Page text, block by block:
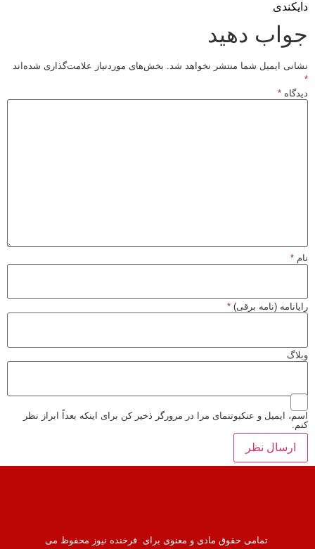
دایکندی
جواب دهید
نشانی ایمیل شما منتشر نخواهد شد. بخش‌های موردنیاز علامت‌گذاری شده‌اند
دیدگاه*
نام*
رایانامه (نامه برقی)*
وبلاگ
اسم، ایمیل و عنکبوتنمای مرا در مرورگر ذخیر کن برای اینکه بعداً ابراز نظر
کنم.
تمامی حقوق مادی و معنوی برای فرخنده نیوز محفوظ می